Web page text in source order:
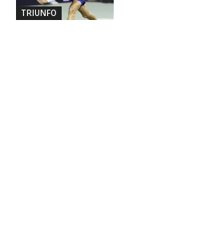
TRIUNFO